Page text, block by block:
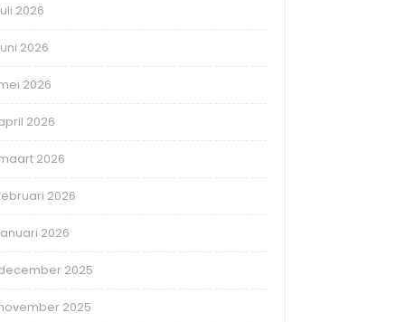
2026
2026
2026
2026
2026
2026
2026
2025
2025